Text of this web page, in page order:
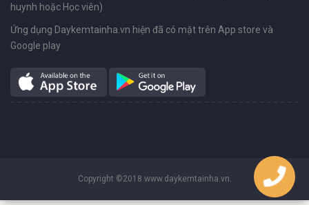
huynh hoặc Học viên)
Ứng dụng Daykemtainha.vn hiện đã có mặt trên App store và
Google play
Copyright ©2018 www.daykemtainha.vn.